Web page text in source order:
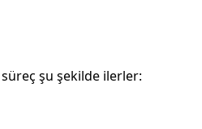
şu şekilde ilerler: